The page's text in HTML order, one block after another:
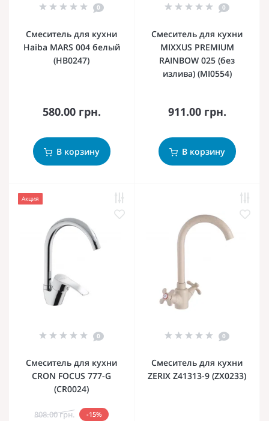
0
Смеситель для кухни
Haiba MARS 004 белый
(HB0247)
580.00 грн.
В корзину
0
Смеситель для кухни
MIXXUS PREMIUM
RAINBOW 025 (без
излива) (MI0554)
911.00 грн.
В корзину
Акция
0
Смеситель для кухни
CRON FOCUS 777-G
(CR0024)
808.00 грн. -15%
0
Смеситель для кухни
ZERIX Z41313-9 (ZX0233)